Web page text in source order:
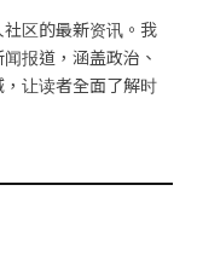
区的最新资讯。我
报道，涵盖政治、
让读者全面了解时